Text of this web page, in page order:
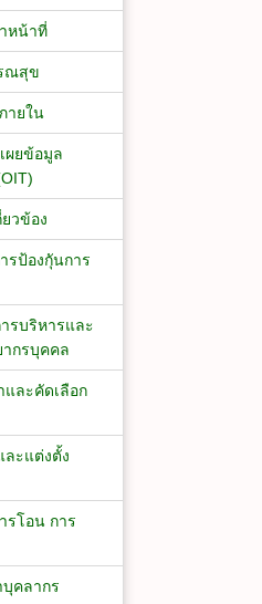
าหน้าที่
ณสุข
ายใน
ผยข้อมูล
วข้อง
รป้องกัุนการ
รบริหารและ
กรบุคคล
และคัดเลือก
ละแต่งตั้ง
รโอน การ
คลากร